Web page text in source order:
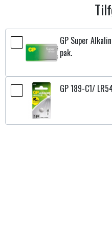
GP Super
pak.
GP 189-C1/